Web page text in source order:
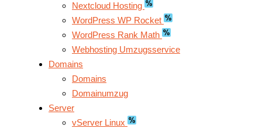
Nextcloud Hosting
WordPress WP Rocket
WordPress Rank Math
Webhosting Umzugsservice
Domains
Domains
Domainumzug
Server
vServer Linux